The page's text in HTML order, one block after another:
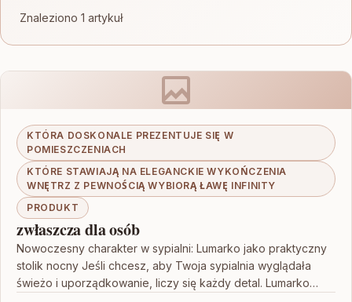
Znaleziono 1 artykuł
KTÓRA DOSKONALE PREZENTUJE SIĘ W
POMIESZCZENIACH
KTÓRE STAWIAJĄ NA ELEGANCKIE WYKOŃCZENIA
WNĘTRZ Z PEWNOŚCIĄ WYBIORĄ ŁAWĘ INFINITY
PRODUKT
zwłaszcza dla osób
Nowoczesny charakter w sypialni: Lumarko jako praktyczny
stolik nocny Jeśli chcesz, aby Twoja sypialnia wyglądała
świeżo i uporządkowanie, liczy się każdy detal. Lumarko